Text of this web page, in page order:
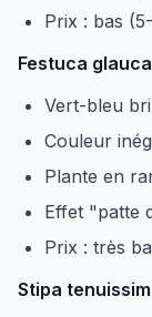
Prix : bas
Festuca glauca
Vert-bleu
Couleur
Plante en
Effet "patte
Prix : très
Stipa